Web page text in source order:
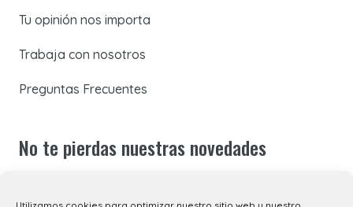
Tu opinión nos importa
Trabaja con nosotros
Preguntas Frecuentes
No te pierdas nuestras novedades